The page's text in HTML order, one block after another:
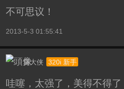
不可思议！
2013-5-3 01:55:41
莫大侠 320i 新手
哇噻，太强了，美得不得了